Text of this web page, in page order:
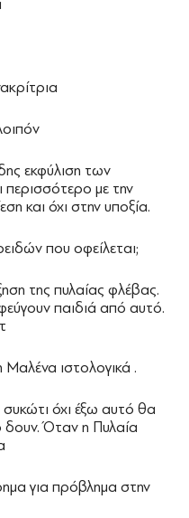
εκφύλιση των
περισσότερο με την
και όχι στην υποξία.
που οφείλεται;
της πυλαίας φλέβας.
παιδιά από αυτό.
ιστολογικά .
όχι έξω αυτό θα
δουν. Όταν η Πυλαία
για πρόβλημα στην